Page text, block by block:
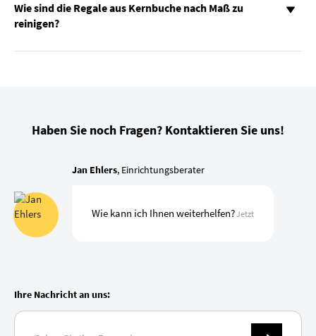
Wie sind die Regale aus Kernbuche nach Maß zu
reinigen?
Haben Sie noch Fragen? Kontaktieren Sie uns!
Jan Ehlers, Einrichtungsberater
Wie kann ich Ihnen weiterhelfen?Jetzt
Ihre Nachricht an uns: